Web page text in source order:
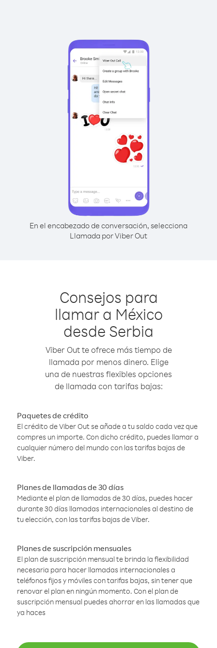
En el encabezado de conversación, selecciona
Llamada por Viber Out
Consejos para
llamar a México
desde Serbia
Viber Out te ofrece más tiempo de
llamada por menos dinero. Elige
una de nuestras flexibles opciones
de llamada con tarifas bajas:
Paquetes de crédito
El crédito de Viber Out se añade a tu saldo cada vez que
compres un importe. Con dicho crédito, puedes llamar a
cualquier número del mundo con las tarifas bajas de
Viber.
Planes de llamadas de 30 días
Mediante el plan de llamadas de 30 días, puedes hacer
durante 30 días llamadas internacionales al destino de
tu elección, con las tarifas bajas de Viber.
Planes de suscripción mensuales
El plan de suscripción mensual te brinda la flexibilidad
necesaria para hacer llamadas internacionales a
teléfonos fijos y móviles con tarifas bajas, sin tener que
renovar el plan en ningún momento. Con el plan de
suscripción mensual puedes ahorrar en las llamadas que
ya haces